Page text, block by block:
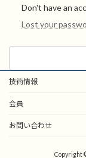
Don't have an
Lost your
技術情報
会員
お問い合わせ
Copyright